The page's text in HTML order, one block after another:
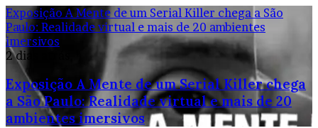
Exposição A Mente de um Serial Killer chega a São
Paulo: Realidade virtual e mais de 20 ambientes
imersivos
2 dias atrás
Exposição A Mente de um Serial Killer chega
a São Paulo: Realidade virtual e mais de 20
ambientes imersivos